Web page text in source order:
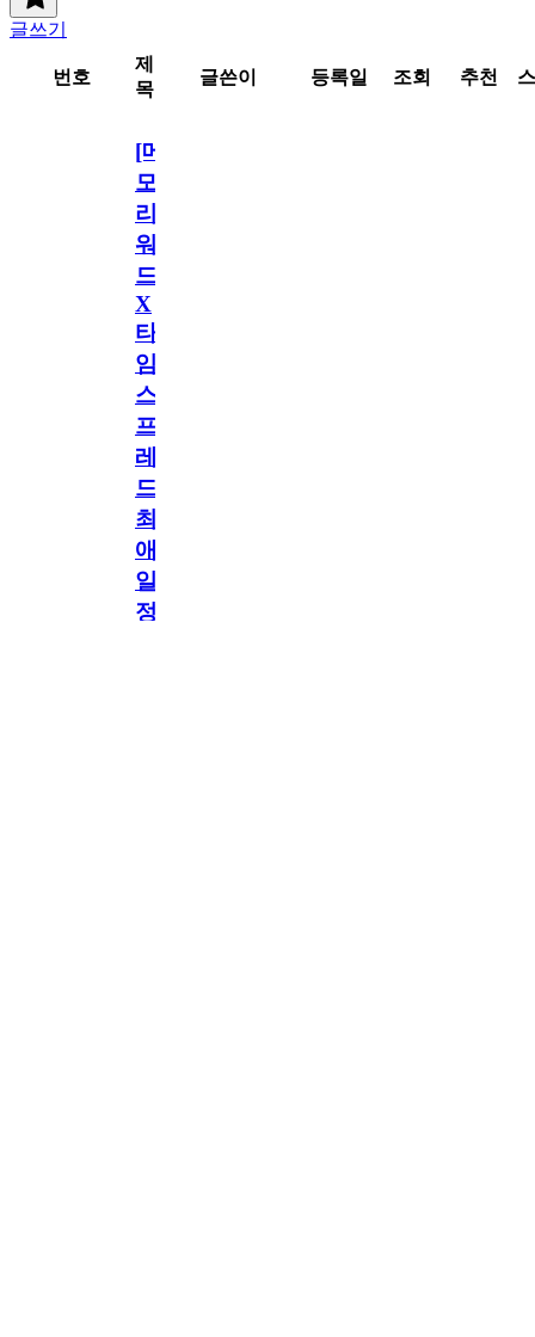
글쓰기
번호
제
목
글쓴이 등록일 조회 추천
[메
모
리
워
드
X
타
임
스
프
레
드]
최
애
일
정